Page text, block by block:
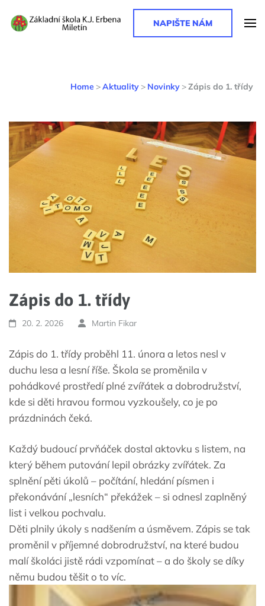
Základní škola K. J. Erbena
NAPIŠTE NÁM
Home >Aktuality > Novinky >Zápis do 1. třídy
Zápis do 1. třídy
20. 2. 2026 Martin Fikar
Zápis do 1. třídy proběhl 11. února a letos nesl v
duchu lesa a lesní říše. Škola se proměnila v
pohádkové prostředí plné zvířátek a dobrodružství,
kde si děti hravou formou vyzkoušely, co je po
prázdninách čeká.
Každý budoucí prvňáček dostal aktovku s listem, na
který během putování lepil obrázky zvířátek. Za
splnění pěti úkolů – počítání, hledání písmen i
překonávání „lesních“ překážek – si odnesl zaplněný
list i velkou pochvalu.
Děti plnily úkoly s nadšením a úsměvem. Zápis se tak
proměnil v příjemné dobrodružství, na které budou
malí školáci jistě rádi vzpomínat – a do školy se díky
němu budou těšit o to víc.